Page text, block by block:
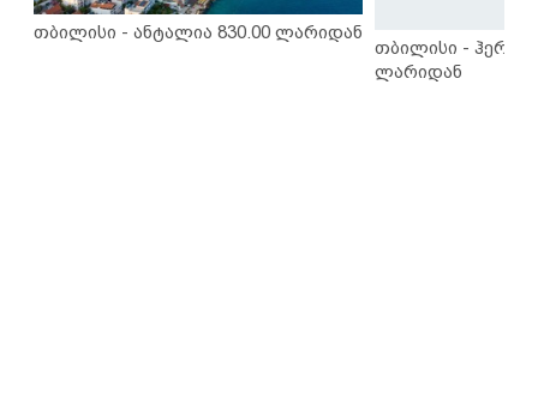
თბილისი - ანტალია 830.00 ლარიდან
თბილისი -
ლარიდან